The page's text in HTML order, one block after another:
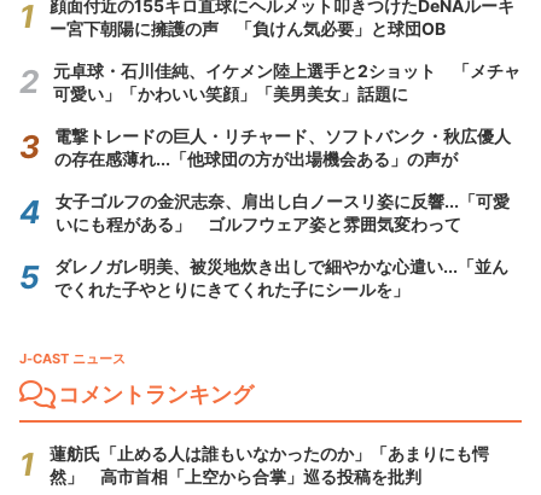
顔面付近の155キロ直球にヘルメット叩きつけたDeNAルーキ
ー宮下朝陽に擁護の声 「負けん気必要」と球団OB
元卓球・石川佳純、イケメン陸上選手と2ショット 「メチャ
可愛い」「かわいい笑顔」「美男美女」話題に
電撃トレードの巨人・リチャード、ソフトバンク・秋広優人
の存在感薄れ...「他球団の方が出場機会ある」の声が
女子ゴルフの金沢志奈、肩出し白ノースリ姿に反響...「可愛
いにも程がある」 ゴルフウェア姿と雰囲気変わって
ダレノガレ明美、被災地炊き出しで細やかな心遣い...「並ん
でくれた子やとりにきてくれた子にシールを」
J-CAST ニュース
コメントランキング
蓮舫氏「止める人は誰もいなかったのか」「あまりにも愕
然」 高市首相「上空から合掌」巡る投稿を批判